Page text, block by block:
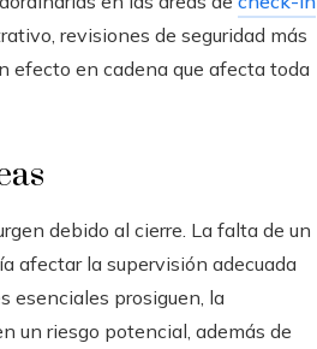
revisiones de seguridad más
efecto en cadena que afecta toda
debido al cierre. La falta de un
afectar la supervisión adecuada
esenciales prosiguen, la
un riesgo potencial, además de